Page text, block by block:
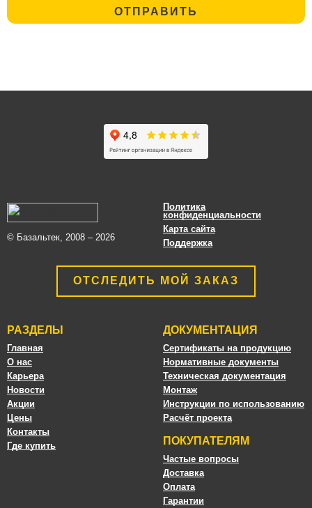
© Базальтек, 2008 – 2026
Политика
конфиденциальности
Карта сайта
Поддержка
ОТСЛЕДИТЬ МОЙ ЗАКАЗ
РАЗДЕЛЫ
Главная
О нас
Карьера
Новости
Акции
Цены
Контакты
Где купить
ДОКУМЕНТАЦИЯ
Сертификаты на продукцию
Нормативные документы
Техническая документация
Монтаж
Инструкции по использованию
Расчёт проекта
ПОКУПАТЕЛЯМ
Частые вопросы
Доставка
Оплата
Гарантии